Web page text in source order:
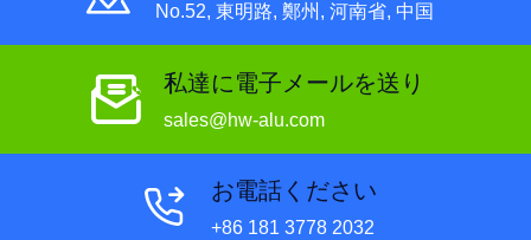
No.52, 東明路, 鄭州, 河南省, 中国
私達に電子メールを送り
sales@hw-alu.com
お電話ください
+86 181 3778 2032